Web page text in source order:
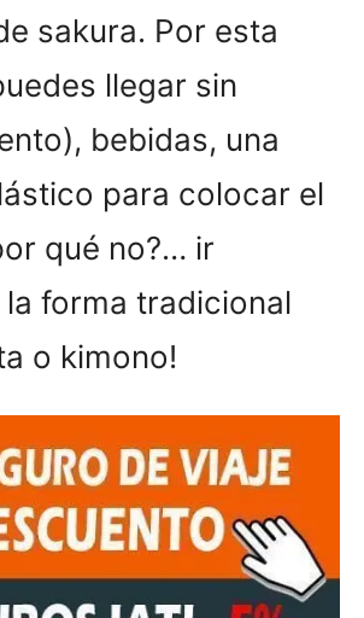
sakura. Por esta
llegar sin
bebidas, una
para colocar el
qué no?… ir
forma tradicional
o kimono!